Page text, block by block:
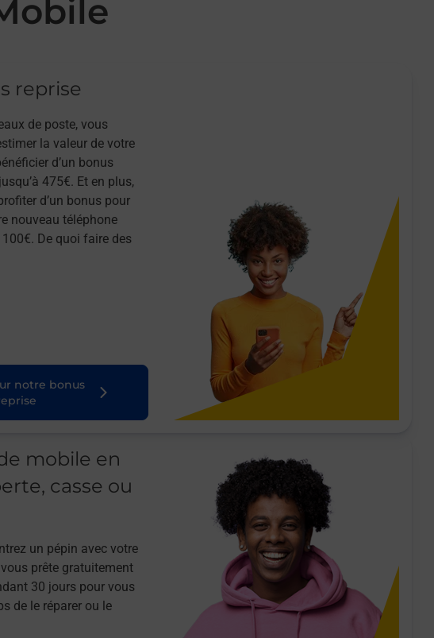
reprise
de poste, vous
la valeur de votre
d’un bonus
475€. Et en plus,
d’un bonus pour
nouveau téléphone
De quoi faire des
notre bonus
mobile en
casse ou
un pépin avec votre
prête gratuitement
30 jours pour vous
de le réparer ou le